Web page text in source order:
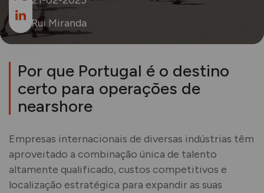
Rui Miranda
Por que Portugal é o destino
certo para operações de
nearshore
Empresas internacionais de diversas indústrias têm
aproveitado a combinação única de talento
altamente qualificado, custos competitivos e
localização estratégica para expandir as suas